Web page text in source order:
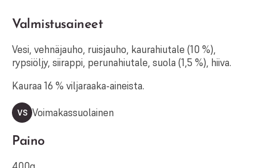
Valmistusaineet
Vesi, vehnäjauho, ruisjauho, kaurahiutale (10 %),
rypsiöljy, siirappi, perunahiutale, suola (1,5 %), hiiva.
Kauraa 16 % viljaraaka-aineista.
VS Voimakassuolainen
Paino